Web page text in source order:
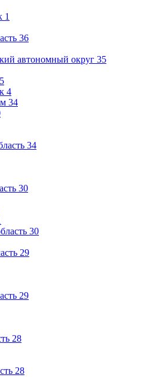
1
36
автономный округ 35
5
4
34
34
30
30
29
29
28
28